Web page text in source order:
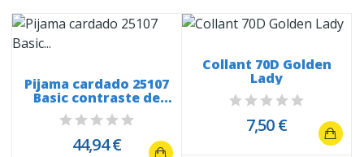
Pijama cardado 25107
Basic contraste de
mangas
44,94 €
Collant 70D Golden
Lady
7,50 €